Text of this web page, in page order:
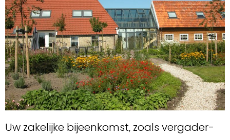
Uw zakelijke bijeenkomst, zoals vergader-